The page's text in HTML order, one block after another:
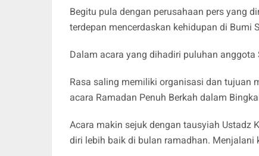
Begitu pula dengan perusahaan pers yang
terdepan mencerdaskan kehidupan di Bumi
Dalam acara yang dihadiri puluhan
Rasa saling memiliki organisasi dan tujuan
acara Ramadan Penuh Berkah dalam
Acara makin sejuk dengan tausyiah Ustadz
diri lebih baik di bulan ramadhan. Menjalani